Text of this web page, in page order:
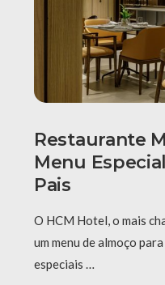
Restaurante
Menu
Pais
O HCM Hotel, o mais
um menu de almoço
especiais …